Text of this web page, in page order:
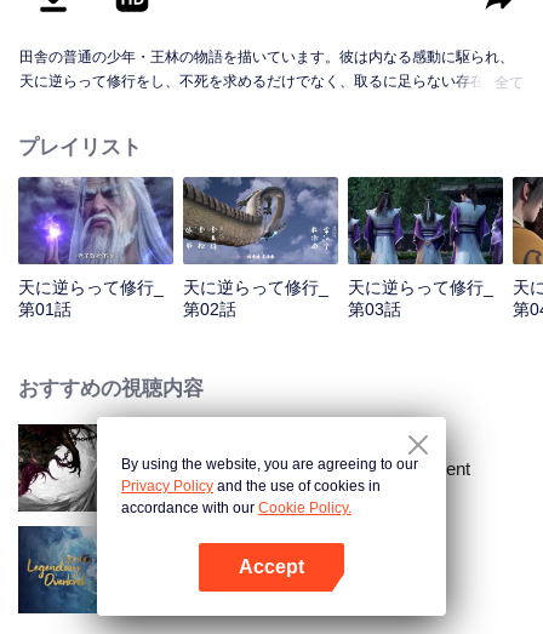
田舎の普通の少年・王林の物語を描いています。彼は内なる感動に駆られ、
天に逆らって修行をし、不死を求めるだけでなく、取るに足らない存在から
を目指し、修真界で名を成します。
全て
プレイリスト
天に逆らって修行_
第01話
天に逆らって修行_
第02話
天に逆らって修行_
第03話
天
第
おすすめの視聴内容
Renegade Immortal:Divine Descent
Legendary Overlord S2
By using the website, you are agreeing to our
Privacy Policy and the use of cookies in
accordance with our Cookie Policy.
Accept